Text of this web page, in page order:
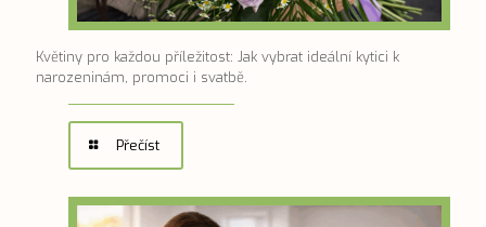
Květiny pro každou příležitost: Jak vybrat ideální kytici k
narozeninám, promoci i svatbě.
Přečíst